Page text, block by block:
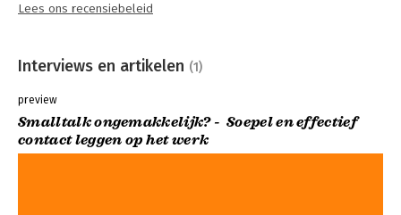
Lees ons recensiebeleid
Interviews en artikelen (1)
preview
Smalltalk ongemakkelijk? - Soepel en effectief
contact leggen op het werk